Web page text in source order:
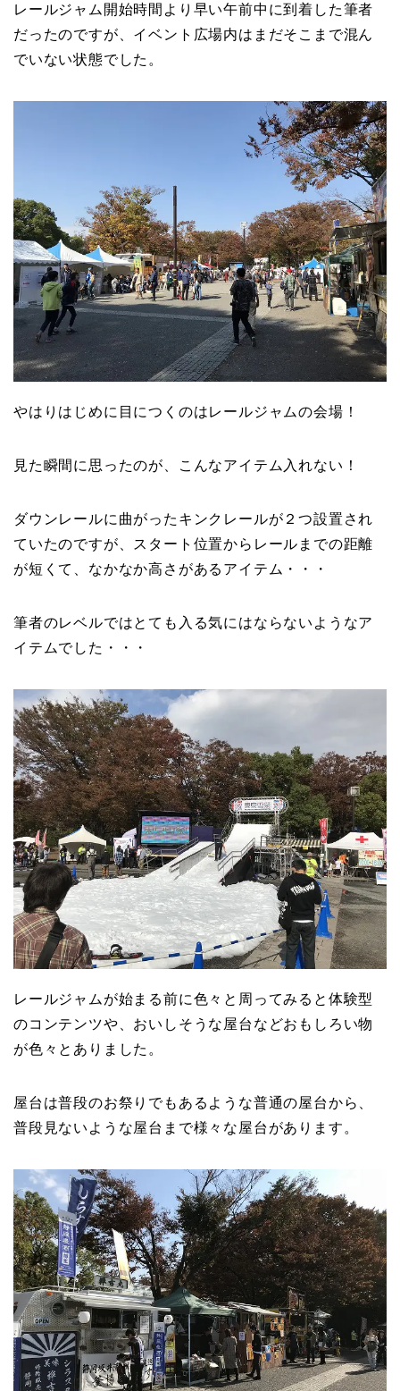
レールジャム開始時間より早い午前中に到着した筆者
だったのですが、イベント広場内はまだそこまで混ん
でいない状態でした。
やはりはじめに目につくのはレールジャムの会場！
見た瞬間に思ったのが、こんなアイテム入れない！
ダウンレールに曲がったキンクレールが２つ設置され
ていたのですが、スタート位置からレールまでの距離
が短くて、なかなか高さがあるアイテム・・・
筆者のレベルではとても入る気にはならないようなア
イテムでした・・・
レールジャムが始まる前に色々と周ってみると体験型
のコンテンツや、おいしそうな屋台などおもしろい物
が色々とありました。
屋台は普段のお祭りでもあるような普通の屋台から、
普段見ないような屋台まで様々な屋台があります。